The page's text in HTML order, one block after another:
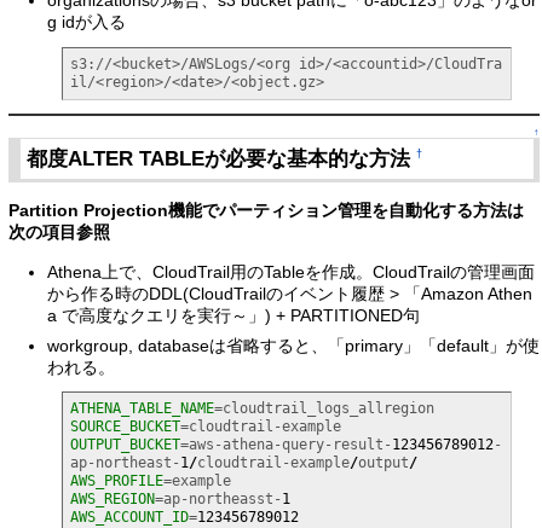
g idが入る
s3://<bucket>/AWSLogs/<org id>/<accountid>/CloudTra
il/<region>/<date>/<object.gz>
↑
都度ALTER TABLEが必要な基本的な方法†
Partition Projection機能でパーティション管理を自動化する方法は
次の項目参照
Athena上で、CloudTrail用のTableを作成。CloudTrailの管理画面
から作る時のDDL(CloudTrailのイベント履歴 > 「Amazon Athen
a で高度なクエリを実行～」) + PARTITIONED句
workgroup, databaseは省略すると、「primary」「default」が使
われる。
ATHENA_TABLE_NAME
=cloudtrail_logs_allregion
SOURCE_BUCKET
=cloudtrail-example
OUTPUT_BUCKET=aws-athena-query-result- 123456789012-
ap-northeast- 1/cloudtrail-example/output/
AWS_PROFILE
=example
AWS_REGION=ap-northeasst- 1
AWS_ACCOUNT_ID=123456789012